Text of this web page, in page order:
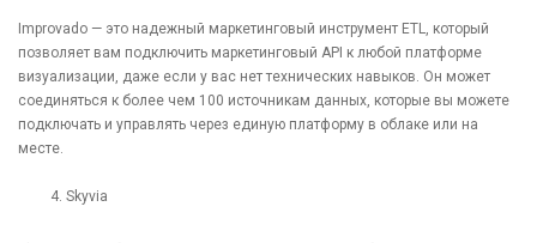
Improvado — это надежный маркетинговый инструмент ETL, который
позволяет вам подключить маркетинговый API к любой платформе
визуализации, даже если у вас нет технических навыков. Он может
соединяться к более чем 100 источникам данных, которые вы можете
подключать и управлять через единую платформу в облаке или на
месте.
Skyvia